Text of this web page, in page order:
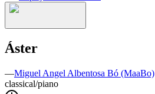
Áster
—Miguel Angel Albentosa Bó (MaaBo)
classical/piano